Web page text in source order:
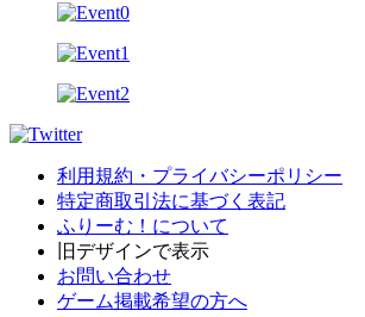
利用規約・プライバシーポリシー
特定商取引法に基づく表記
ふりーむ！について
旧デザインで表示
お問い合わせ
ゲーム掲載希望の方へ